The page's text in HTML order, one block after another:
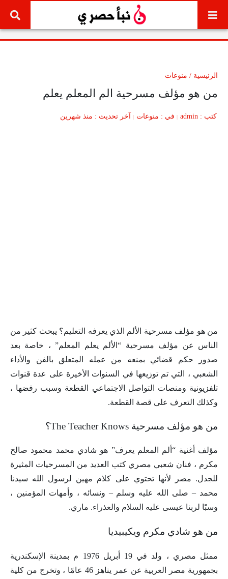
الرئيسية / منوعات
من هو مؤلف مسرحية الم المعلم يعلم
كتب admin في منوعات آخر تحديث منذ شهرين
من هو مؤلف مسرحية الألم الذي يعرفه التعليم؟ يبحث كثير من
الناس عن مؤلف مسرحية “الألم يعلم المعلم” ، خاصة بعد
صدور حكم قضائي بمنعه من عمله المتعلق بالفن والأداء
الشعبي ، التي تم توزيعها في السنوات الأخيرة على عدة قنوات
تلفزيونية ومنصات التواصل الاجتماعي القطعة وسبب رفضها ،
وكذلك التعرف على قصة القطعة.
من هو مؤلف مسرحية The Teacher Knows؟
مؤلف أغنية “ألم المعلم يعرف” هو شادي محمد محمود صالح
مكرم ، فنان شعبي مصري كتب العديد من المسرحيات المثيرة
للجدل. مصر لأنها تحتوي على كلام مهين لرسول الله سيدنا
محمد – صلى الله عليه وسلم – ونسائه ، وأمهات المؤمنين ،
وسبًا لربنا عيسى عليه السلام والعذراء. ماري.
من هو شادي مكرم ويكيبيديا
ممثل مصري ، ولد في 19 أبريل 1976 م بمدينة الإسكندرية
بجمهورية مصر العربية عن عمر يناهز 46 عامًا ، وتخرج من كلية